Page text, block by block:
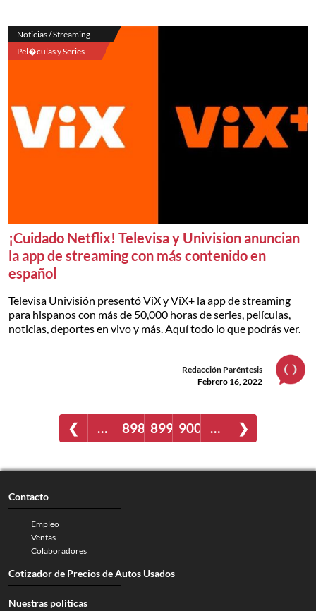
Noticias / Streaming
Pel�culas y Series
¡Cuidado Netflix! Televisa y Univision anuncian
la app de streaming con más contenido en
español
Televisa Univisión presentó ViX y ViX+ la app de streaming
para hispanos con más de 50,000 horas de series, películas,
noticias, deportes en vivo y más. Aquí todo lo que podrás ver.
Redacción Paréntesis
Febrero 16, 2022
❮ … 898 899 900 … ❯
Contacto
Empleo
Ventas
Colaboradores
Cotizador de Precios de Autos Usados
Nuestras politicas